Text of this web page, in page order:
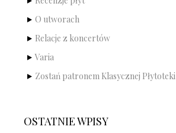
O utworach
Relacje z koncertów
Varia
Zostań patronem Klasycznej Płytoteki
OSTATNIE WPISY